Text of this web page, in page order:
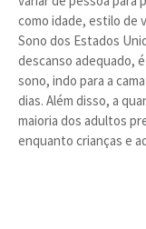
como idade, estilo de
Sono dos Estados
descanso adequado,
sono, indo para a
dias. Além disso, a
maioria dos adultos
enquanto crianças e